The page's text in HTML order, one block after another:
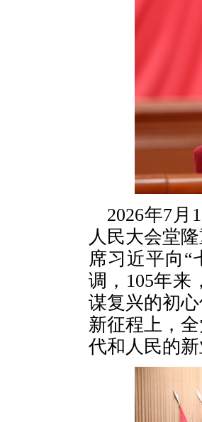
2026年7月
人民大会堂
席习近平向
调，105年来
谋复兴的初
新征程上，
代和人民的新